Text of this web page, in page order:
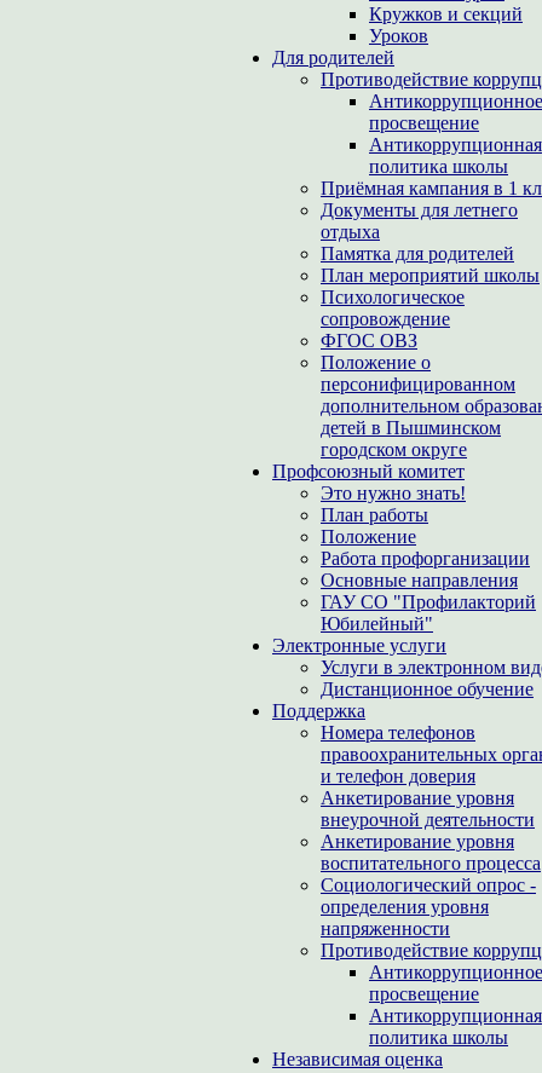
Кружков и секций
Уроков
Для родителей
Противодействие
Антикоррупционное
просвещение
Антикоррупционная
политика школы
Приёмная кампания в 1
Документы для летнего
отдыха
Памятка для родителей
План мероприятий школы
Психологическое
сопровождение
ФГОС ОВЗ
Положение о
персонифицированном
дополнительном
детей в Пышминском
городском округе
Профсоюзный комитет
Это нужно знать!
План работы
Положение
Работа профорганизации
Основные направления
ГАУ СО "Профилакторий
Юбилейный"
Электронные услуги
Услуги в электронном
Дистанционное обучение
Поддержка
Номера телефонов
правоохранительных
и телефон доверия
Анкетирование уровня
внеурочной деятельности
Анкетирование уровня
воспитательного процесса
Социологический опрос -
определения уровня
напряженности
Противодействие
Антикоррупционное
просвещение
Антикоррупционная
политика школы
Независимая оценка